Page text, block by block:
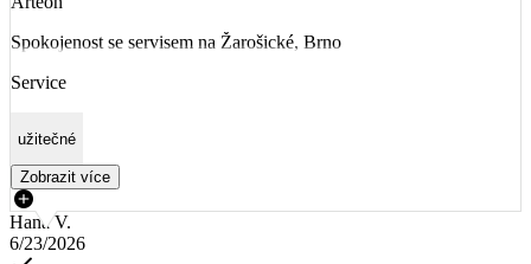
Spokojenost se servisem na Žarošické, Brno
Service
užitečné
Zobrazit více
Hana V.
6/23/2026